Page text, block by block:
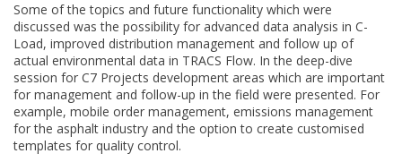
Some of the topics and future functionality which were
discussed was the possibility for advanced data analysis in C-
Load, improved distribution management and follow up of
actual environmental data in TRACS Flow. In the deep-dive
session for C7 Projects development areas which are important
for management and follow-up in the field were presented. For
example, mobile order management, emissions management
for the asphalt industry and the option to create customised
templates for quality control.